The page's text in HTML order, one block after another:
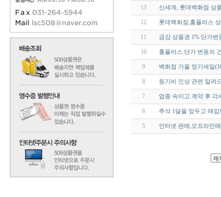
13 신세계, 롯데백화점 상
12 롯데백화점,홈플러스
11 금강 상품권 1% 단가변
10 홈플러스 단가 변동의
9 백화점 가을 정기세일
8 등기비 인상 관련 알려
7 업종 속이고 계약 후 각
6 추석 1달을 앞두고 매
5 인터넷 판매,오프라인